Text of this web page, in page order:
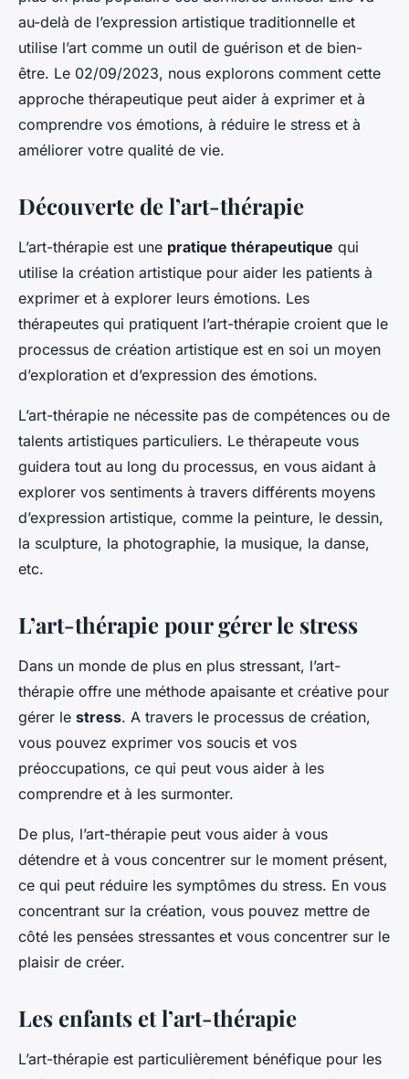
promouvoir le bien-être
Chloé• 7 janvier 2024•5 min de lecture
au-delà de l’expression artistique traditionnelle et
utilise l’art comme un outil de guérison et de bien-
être. Le 02/09/2023, nous explorons comment cette
approche thérapeutique peut aider à exprimer et à
comprendre vos émotions, à réduire le stress et à
améliorer votre qualité de vie.
Découverte de l’art-thérapie
L’art-thérapie est une pratique thérapeutique qui
utilise la création artistique pour aider les patients à
exprimer et à explorer leurs émotions. Les
thérapeutes qui pratiquent l’art-thérapie croient que le
processus de création artistique est en soi un moyen
d’exploration et d’expression des émotions.
L’art-thérapie ne nécessite pas de compétences ou de
talents artistiques particuliers. Le thérapeute vous
guidera tout au long du processus, en vous aidant à
explorer vos sentiments à travers différents moyens
d’expression artistique, comme la peinture, le dessin,
la sculpture, la photographie, la musique, la danse,
etc.
L’art-thérapie pour gérer le stress
Dans un monde de plus en plus stressant, l’art-
thérapie offre une méthode apaisante et créative pour
gérer le stress. A travers le processus de création,
vous pouvez exprimer vos soucis et vos
préoccupations, ce qui peut vous aider à les
comprendre et à les surmonter.
De plus, l’art-thérapie peut vous aider à vous
détendre et à vous concentrer sur le moment présent,
ce qui peut réduire les symptômes du stress. En vous
concentrant sur la création, vous pouvez mettre de
côté les pensées stressantes et vous concentrer sur le
plaisir de créer.
Les enfants et l’art-thérapie
L’art-thérapie est particulièrement bénéfique pour les